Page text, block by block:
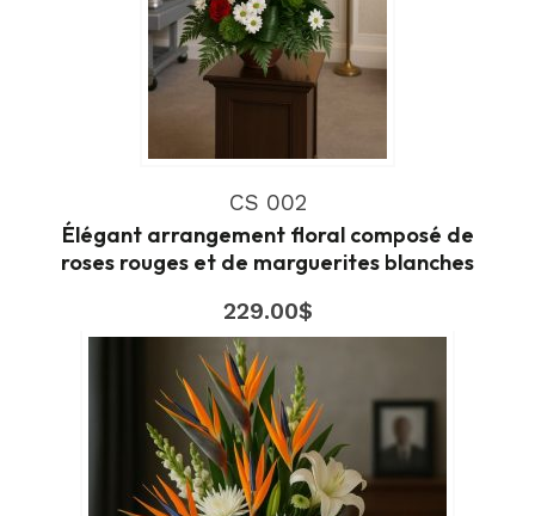
CS 002
Élégant arrangement floral composé de
roses rouges et de marguerites blanches
229.00$